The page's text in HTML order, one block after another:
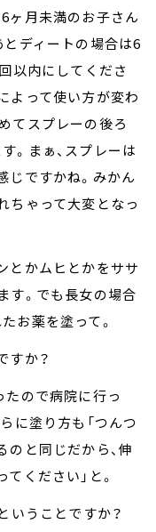
ヶ月未満のお子さん
ディートの場合は6
以内にしてくださ
よって使い方が変わ
てスプレーの後ろ
。まぁ、スプレーは
じですかね。みかん
ちゃって大変となっ
とかムヒとかをササ
す。でも長女の場合
お薬を塗って。
すか？
たので病院に行っ
に塗り方も「つんつ
のと同じだから、伸
ください」と。
いうことですか？